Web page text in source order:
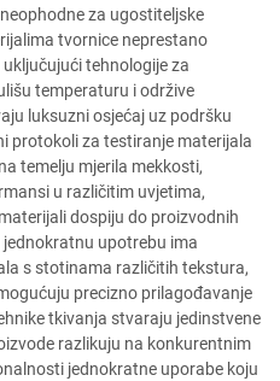
za ugostiteljske
tvornice neprestano
tehnologije za
temperaturu i održive
luksuzni osjećaj uz podršku
protokoli za testiranje materijala
temelju mjerila mekkosti,
u različitim uvjetima,
dospiju do proizvodnih
jednokratnu upotrebu ima
s stotinama različitih tekstura,
precizno prilagođavanje
tkivanja stvaraju jedinstvene
razlikuju na konkurentnim
jednokratne uporabe koju